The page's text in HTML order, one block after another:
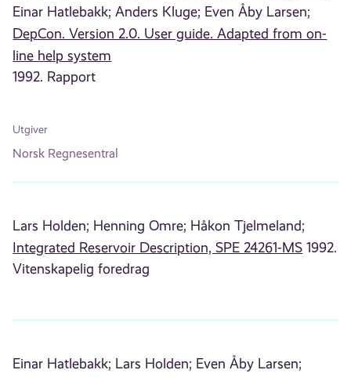
Einar Hatlebakk; Anders Kluge; Even Åby Larsen;
DepCon. Version 2.0. User guide. Adapted from on-
line help system
1992. Rapport
Utgiver
Norsk Regnesentral
Lars Holden; Henning Omre; Håkon Tjelmeland;
Integrated Reservoir Description, SPE 24261-MS 1992.
Vitenskapelig foredrag
Einar Hatlebakk; Lars Holden; Even Åby Larsen;